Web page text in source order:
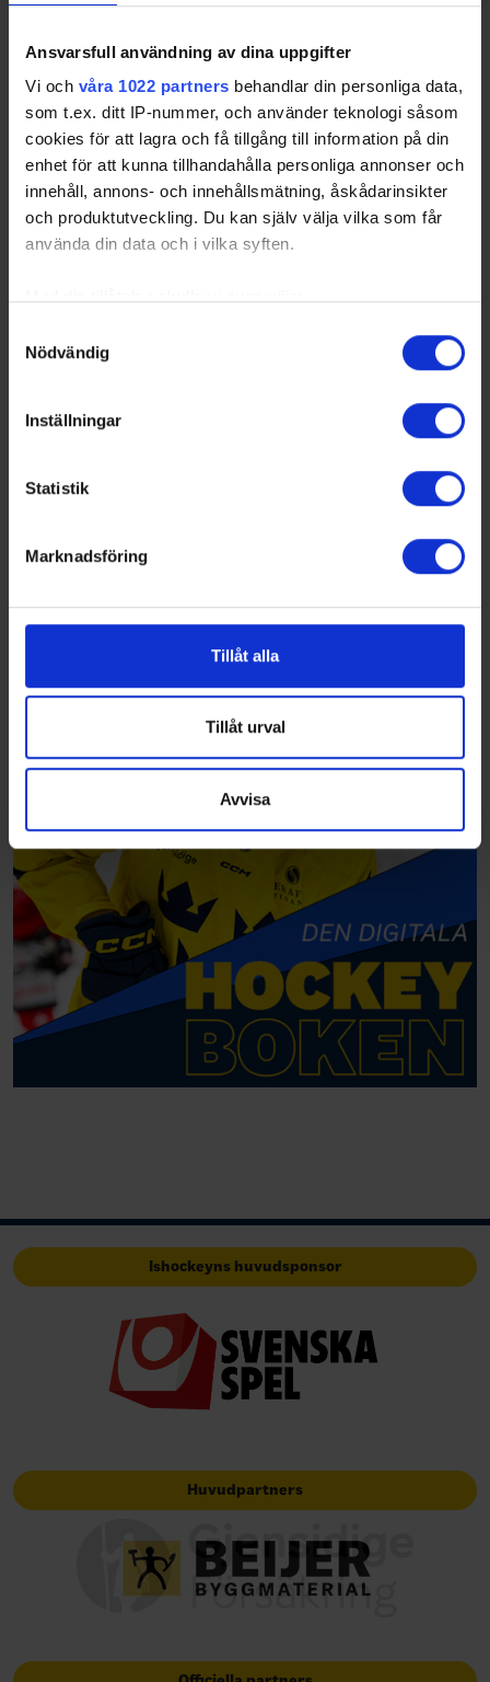
Ansvarsfull användning av dina uppgifter
Vi och våra 1022 partners behandlar din personliga data,
som t.ex. ditt IP-nummer, och använder teknologi såsom
cookies för att lagra och få tillgång till information på din
enhet för att kunna tillhandahålla personliga annonser och
innehåll, annons- och innehållsmätning, åskådarinsikter
och produktutveckling. Du kan själv välja vilka som får
använda din data och i vilka syften.
som kan ha en noggrannhet på upp till flera meter
Ta reda på mer om hur dina personliga uppgifter
Du kan ändra eller dra tillbaka ditt samtycke när som
Vi använder enhetsidentifierare för att anpassa innehållet
för sociala medier och analysera vår trafik. Vi
vidarebefordrar även sådana identifierare och annan
annons- och analysföretag som vi samarbetar med.
Dessa kan i sin tur kombinera informationen med annan
information som du har tillhandahållit eller som de har
samlat in när du har använt deras tjänster.
Nödvändig
Inställningar
Statistik
Marknadsföring
Tillåt alla
Tillåt urval
Avvisa
Ishockeyns huvudsponsor
Huvudpartners